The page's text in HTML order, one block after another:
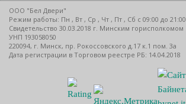
ООО "Бел Двери"
Режим работы: Пн , Вт , Ср , Чт , Пт , Сб c 09:00 до 21:00
Свидетельство 30.03.2018 г. Минским горисполкомом
УНП 193058050
220094, г. Минск, пр. Рокоссовского д.17 к.1 пом. 3а
Дата регистрации в Торговом реестре РБ: 14.04.2018